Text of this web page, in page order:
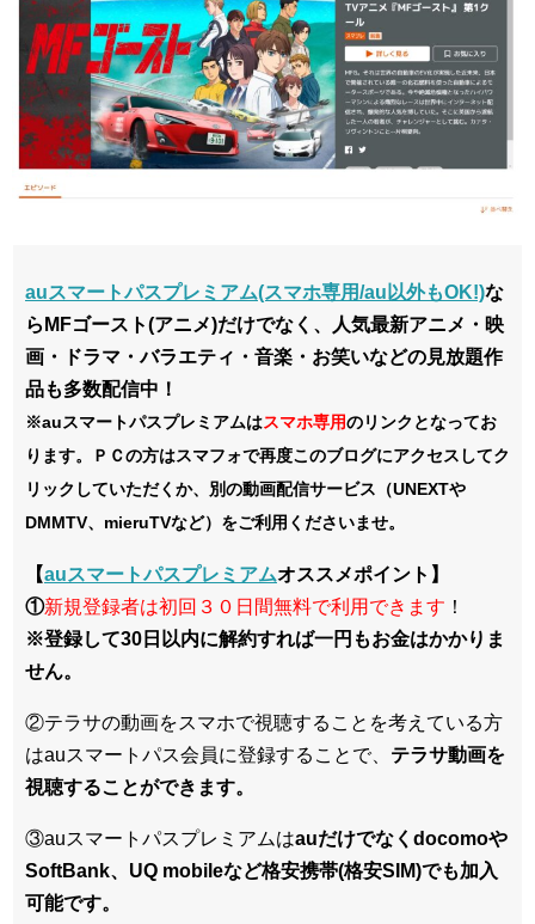
auスマートパスプレミアム(スマホ専用/au以外もOK!)な
らMFゴースト(アニメ)だけでなく、人気最新アニメ・映
画・ドラマ・バラエティ・音楽・お笑いなどの見放題作
品も多数配信中！
※auスマートパスプレミアムはスマホ専用のリンクとなってお
ります。ＰＣの方はスマフォで再度このブログにアクセスしてク
リックしていただくか、別の動画配信サービス（UNEXTや
DMMTV、mieruTVなど）をご利用くださいませ。
【auスマートパスプレミアムオススメポイント】
①新規登録者は初回３０日間無料で利用できます ！
※登録して30日以内に解約すれば一円もお金はかかりま
せん。
②テラサの動画をスマホで視聴することを考えている方
はauスマートパス会員に登録することで、 テラサ動画を
視聴することができます。
③auスマートパスプレミアムはauだけでなくdocomoや
SoftBank、UQ mobileなど格安携帯(格安SIM)でも加入
可能です。